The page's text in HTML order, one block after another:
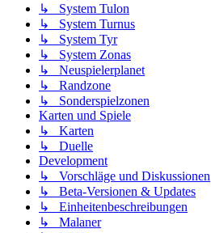
↳ System Tulon
↳ System Turnus
↳ System Tyr
↳ System Zonas
↳ Neuspielerplanet
↳ Randzone
↳ Sonderspielzonen
Karten und Spiele
↳ Karten
↳ Duelle
Development
↳ Vorschläge und Diskussionen
↳ Beta-Versionen & Updates
↳ Einheitenbeschreibungen
↳ Malaner